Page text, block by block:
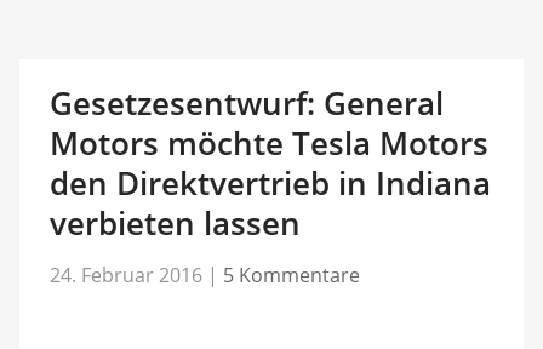
Gesetzesentwurf: General
Motors möchte Tesla Motors
den Direktvertrieb in Indiana
verbieten lassen
24. Februar 2016 | 5 Kommentare